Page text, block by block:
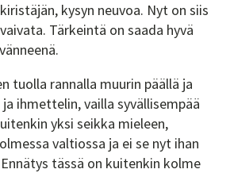
kysyn neuvoa. Nyt on siis
Tärkeintä on saada hyvä
tuolla rannalla muurin päällä ja
ihmettelin, vailla syvällisempää
yksi seikka mieleen,
valtiossa ja ei se nyt ihan
tässä on kuitenkin kolme